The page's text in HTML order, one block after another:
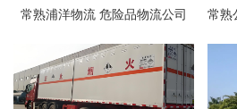
常熟浦洋物流 危险品物流公司